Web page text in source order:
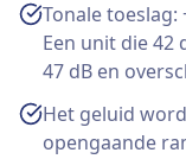
Tonale
Een unit die 42
47 dB en
Het geluid
opengaande